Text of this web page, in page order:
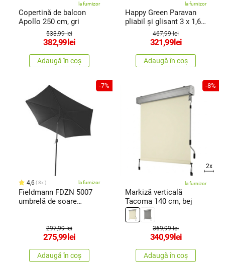
la furnizor
Copertină de balcon
Apollo 250 cm, gri
533,99 lei
382,99 lei
Adaugă în coș
la furnizor
Happy Green Paravan
pliabil și glisant 3 x 1,6
467,99 lei
321,99 lei
Adaugă în coș
-7%
4,6 8x la furnizor
Fieldmann FDZN 5007
umbrelă de soare
297,99 lei
275,99 lei
Adaugă în coș
-8%
2x
la furnizor
Markiză verticală
Tacoma 140 cm, bej
369,99 lei
340,99 lei
Adaugă în coș